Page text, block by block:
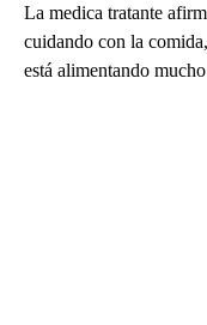
La medica tratante
cuidando con la
está alimentando